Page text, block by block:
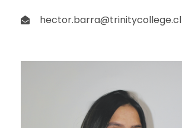
hector.barra@trinitycollege.cl